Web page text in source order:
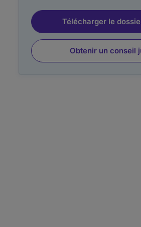
Télécharger le
Obtenir un conseil